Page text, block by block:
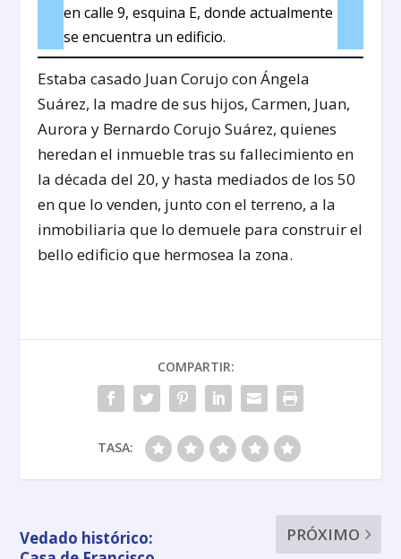
en calle 9, esquina E, donde actualmente
se encuentra un edificio.
Estaba casado Juan Corujo con Ángela
Suárez, la madre de sus hijos, Carmen, Juan,
Aurora y Bernardo Corujo Suárez, quienes
heredan el inmueble tras su fallecimiento en
la década del 20, y hasta mediados de los 50
en que lo venden, junto con el terreno, a la
inmobiliaria que lo demuele para construir el
bello edificio que hermosea la zona.
COMPARTIR:
TASA:
Vedado histórico:
PRÓXIMO